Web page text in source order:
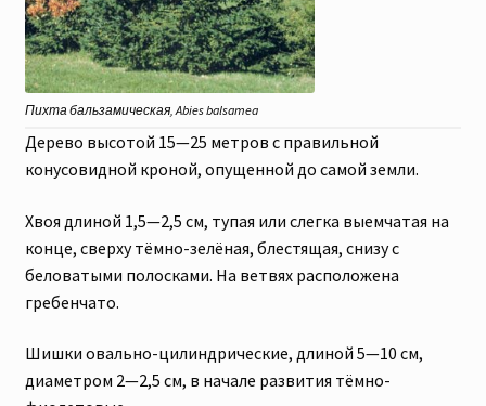
Пихта бальзамическая, Abies balsamea
Дерево высотой 15—25 метров с правильной
конусовидной кроной, опущенной до самой земли.
Хвоя длиной 1,5—2,5 см, тупая или слегка выемчатая на
конце, сверху тёмно-зелёная, блестящая, снизу с
беловатыми полосками. На ветвях расположена
гребенчато.
Шишки овально-цилиндрические, длиной 5—10 см,
диаметром 2—2,5 см, в начале развития тёмно-